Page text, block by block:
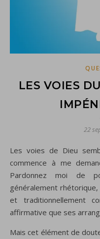
LES VOIES
22
Les voies de Dieu
commence à me
Pardonnez moi de
généralement
et traditionnellement
affirmative que ses
Mais cet élément de